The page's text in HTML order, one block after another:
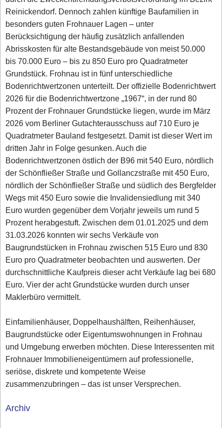
Reinickendorf. Dennoch zahlen künftige Baufamilien in
besonders guten Frohnauer Lagen – unter
Berücksichtigung der häufig zusätzlich anfallenden
Abrisskosten für alte Bestandsgebäude von meist 50.000
bis 70.000 Euro – bis zu 850 Euro pro Quadratmeter
Grundstück. Frohnau ist in fünf unterschiedliche
Bodenrichtwertzonen unterteilt. Der offizielle Bodenrichtwert
2026 für die Bodenrichtwertzone „1967“, in der rund 80
Prozent der Frohnauer Grundstücke liegen, wurde im März
2026 vom Berliner Gutachterausschuss auf 710 Euro je
Quadratmeter Bauland festgesetzt. Damit ist dieser Wert im
dritten Jahr in Folge gesunken. Auch die
Bodenrichtwertzonen östlich der B96 mit 540 Euro, nördlich
der Schönfließer Straße und Gollanczstraße mit 450 Euro,
nördlich der Schönfließer Straße und südlich des Bergfelder
Wegs mit 450 Euro sowie die Invalidensiedlung mit 340
Euro wurden gegenüber dem Vorjahr jeweils um rund 5
Prozent herabgestuft. Zwischen dem 01.01.2025 und dem
31.03.2026 konnten wir sechs Verkäufe von
Baugrundstücken in Frohnau zwischen 515 Euro und 830
Euro pro Quadratmeter beobachten und auswerten. Der
durchschnittliche Kaufpreis dieser acht Verkäufe lag bei 680
Euro. Vier der acht Grundstücke wurden durch unser
Maklerbüro vermittelt.
Einfamilienhäuser, Doppelhaushälften, Reihenhäuser,
Baugrundstücke oder Eigentumswohnungen in Frohnau
und Umgebung erwerben möchten. Diese Interessenten mit
Frohnauer Immobilieneigentümern auf professionelle,
seriöse, diskrete und kompetente Weise
zusammenzubringen – das ist unser Versprechen.
Archiv